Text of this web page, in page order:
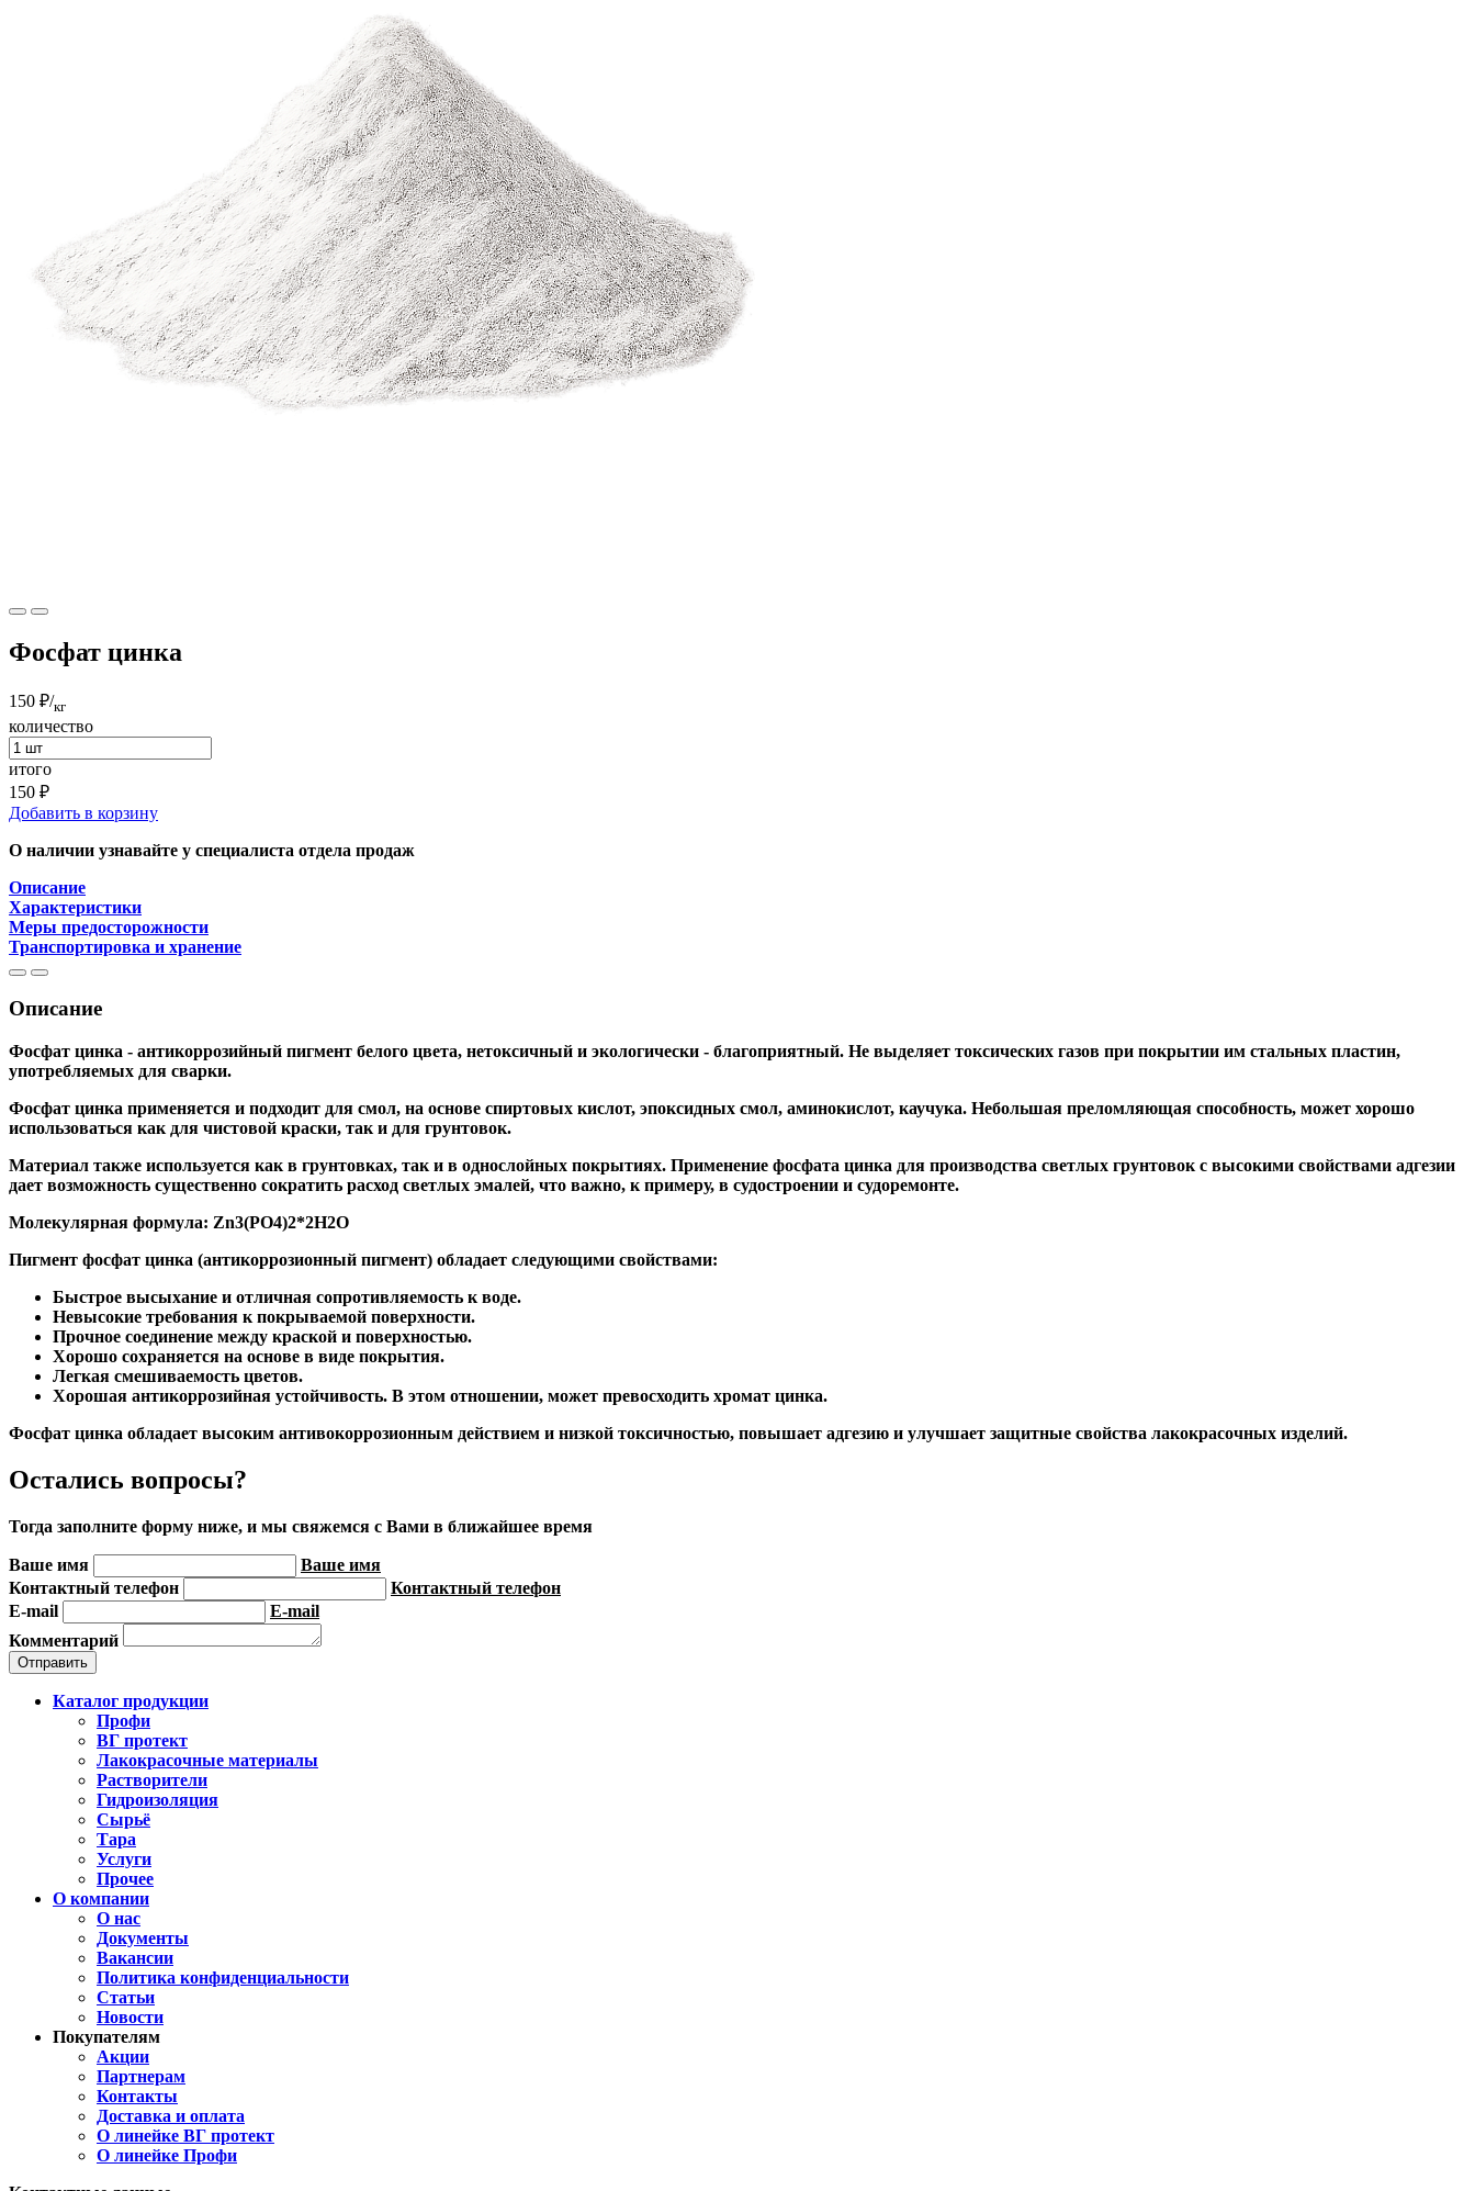
Фосфат цинка
150 ₽/кг
количество
итого
150 ₽
Добавить в корзину
О наличии узнавайте у специалиста отдела продаж
Описание
Характеристики
Меры предосторожности
Транспортировка и хранение
Описание
Фосфат цинка - антикоррозийный пигмент белого цвета, нетоксичный и экологически - благоприятный. Не выделяет токсических газов при покрытии им стальных пластин,
употребляемых для сварки.
Фосфат цинка применяется и подходит для смол, на основе спиртовых кислот, эпоксидных смол, аминокислот, каучука. Небольшая преломляющая способность, может хорошо
использоваться как для чистовой краски, так и для грунтовок.
Материал также используется как в грунтовках, так и в однослойных покрытиях. Применение фосфата цинка для производства светлых грунтовок с высокими свойствами адгезии
дает возможность существенно сократить расход светлых эмалей, что важно, к примеру, в судостроении и судоремонте.
Молекулярная формула: Zn3(PO4)2*2H2O
Пигмент фосфат цинка (антикоррозионный пигмент) обладает следующими свойствами:
Быстрое высыхание и отличная сопротивляемость к воде.
Невысокие требования к покрываемой поверхности.
Прочное соединение между краской и поверхностью.
Хорошо сохраняется на основе в виде покрытия.
Легкая смешиваемость цветов.
Хорошая антикоррозийная устойчивость. В этом отношении, может превосходить хромат цинка.
Фосфат цинка обладает высоким антивокоррозионным действием и низкой токсичностью, повышает адгезию и улучшает защитные свойства лакокрасочных изделий.
Остались вопросы?
Тогда заполните форму ниже, и мы свяжемся с Вами в ближайшее время
Ваше имя
Ваше имя
Контактный телефон
Контактный телефон
E-mail
E-mail
Комментарий
Каталог продукции
Профи
ВГ протект
Лакокрасочные материалы
Растворители
Гидроизоляция
Сырьё
Тара
Услуги
Прочее
О компании
О нас
Документы
Вакансии
Политика конфиденциальности
Статьи
Новости
Покупателям
Акции
Партнерам
Контакты
Доставка и оплата
О линейке ВГ протект
О линейке Профи